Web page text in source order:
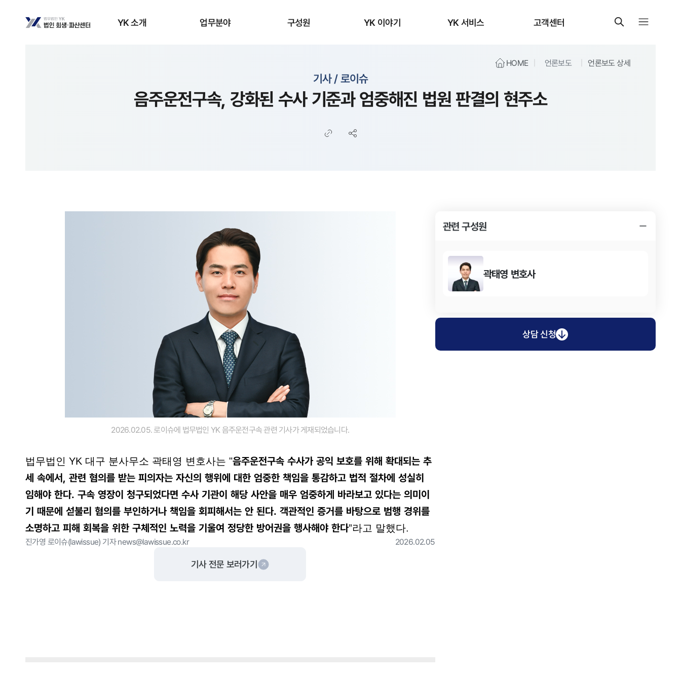
YK 소개 업무분야 구성원 YK 이야기 YK 서비스 고객센터
HOME 언론보도 언론보도 상세
기사 / 로이슈
음주운전구속, 강화된 수사 기준과 엄중해진 법원 판결의 현주소
2026.02.05. 로이슈에 법무법인 YK 음주운전구속 관련 기사가 게재되었습니다.
법무법인 YK 대구 분사무소 곽태영 변호사는 "음주운전구속 수사가 공익 보호를 위해 확대되는 추
세 속에서, 관련 혐의를 받는 피의자는 자신의 행위에 대한 엄중한 책임을 통감하고 법적 절차에 성실히
임해야 한다. 구속 영장이 청구되었다면 수사 기관이 해당 사안을 매우 엄중하게 바라보고 있다는 의미이
기 때문에 섣불리 혐의를 부인하거나 책임을 회피해서는 안 된다. 객관적인 증거를 바탕으로 범행 경위를
소명하고 피해 회복을 위한 구체적인 노력을 기울여 정당한 방어권을 행사해야 한다”라고 말했다.
진가영 로이슈(lawissue) 기자 news@lawissue.co.kr
2026.02.05
기사 전문 보러가기
관련 구성원
곽태영 변호사
상담 신청